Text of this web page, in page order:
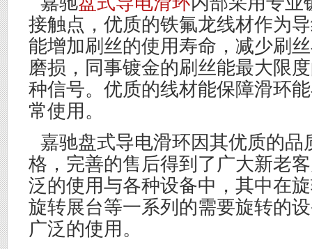
接触点，优质的铁氟龙线材作为
能增加刷丝的使用寿命，减少刷
磨损，同事镀金的刷丝能最大限
种信号。优质的线材能保障滑环
常使用。
嘉驰盘式导电滑环因其优质的品
格，完善的售后得到了广大新老
泛的使用与各种设备中，其中在
旋转展台等一系列的需要旋转的
广泛的使用。